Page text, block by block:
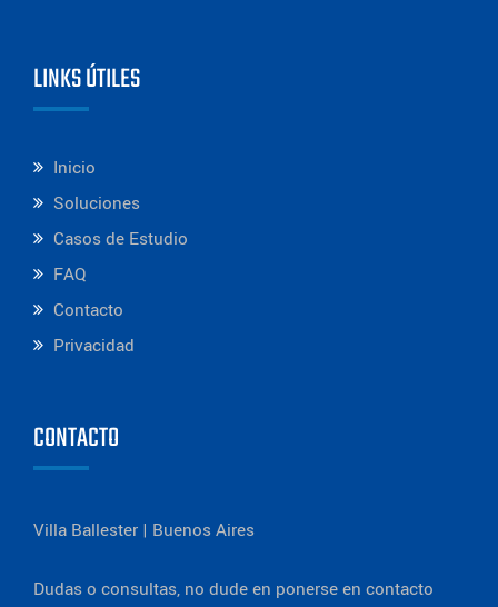
LINKS ÚTILES
Inicio
Soluciones
Casos de Estudio
FAQ
Contacto
Privacidad
CONTACTO
Villa Ballester | Buenos Aires
Dudas o consultas, no dude en ponerse en contacto